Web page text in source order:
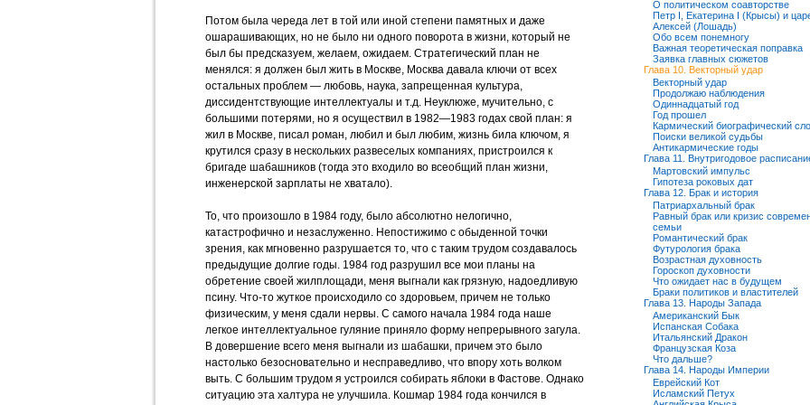
Потом была череда лет в той или иной степени памятных и даже
ошарашивающих, но не было ни одного поворота в жизни, который не
был бы предсказуем, желаем, ожидаем. Стратегический план не
менялся: я должен был жить в Москве, Москва давала ключи от всех
остальных проблем — любовь, наука, запрещенная культура,
диссидентствующие интеллектуалы и т.д. Неуклюже, мучительно, с
большими потерями, но я осуществил в 1982—1983 годах свой план: я
жил в Москве, писал роман, любил и был любим, жизнь била ключом, я
крутился сразу в нескольких развеселых компаниях, пристроился к
бригаде шабашников (тогда это входило во всеобщий план жизни,
инженерской зарплаты не хватало).
То, что произошло в 1984 году, было абсолютно нелогично,
катастрофично и незаслуженно. Непостижимо с обыденной точки
зрения, как мгновенно разрушается то, что с таким трудом создавалось
предыдущие долгие годы. 1984 год разрушил все мои планы на
обретение своей жилплощади, меня выгнали как грязную, надоедливую
псину. Что-то жуткое происходило со здоровьем, причем не только
физическим, у меня сдали нервы. С самого начала 1984 года наше
легкое интеллектуальное гуляние приняло форму непрерывного загула.
В довершение всего меня выгнали из шабашки, причем это было
настолько безосновательно и несправедливо, что впору хоть волком
выть. С большим трудом я устроился собирать яблоки в Фастове. Однако
ситуацию эта халтура не улучшила. Кошмар 1984 года кончился в
О политическом соавторстве
Петр I, Екатерина I (Крысы) и
Алексей (Лошадь)
Обо всем понемногу
Важная теоретическая поправка
Заявка главных сюжетов
Глава 10. Векторный удар
Векторный удар
Продолжаю наблюдения
Одиннадцатый год
Год прошел
Кармический биографический
Поиски великой судьбы
Антикармические годы
Глава 11. Внутригодовое
Мартовский импульс
Гипотеза роковых дат
Глава 12. Брак и история
Патриархальный брак
Равный брак или кризис
семьи
Романтический брак
Футурология брака
Возрастная духовность
Гороскоп духовности
Что ожидает нас в будущем
Браки политиков и властителей
Глава 13. Народы Запада
Американский Бык
Испанская Собака
Итальянский Дракон
Французская Коза
Что дальше?
Глава 14. Народы Империи
Еврейский Кот
Исламский Петух